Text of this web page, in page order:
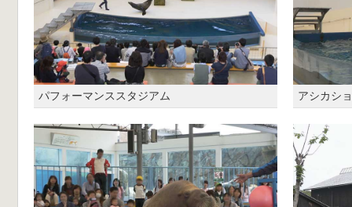
パフォーマンススタジアム アシカシ